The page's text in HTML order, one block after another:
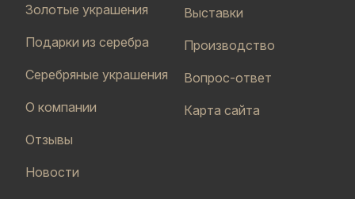
Золотые украшения
Подарки из серебра
Серебряные украшения
О компании
Отзывы
Новости
Выставки
Производство
Вопрос-ответ
Карта сайта